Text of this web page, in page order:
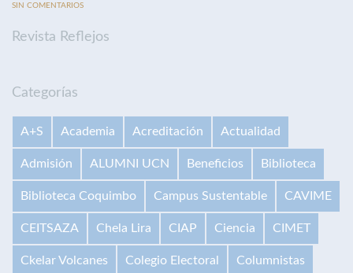
SIN COMENTARIOS
Revista Reflejos
Categorías
A+S Academia Acreditación Actualidad
Admisión ALUMNI UCN Beneficios Biblioteca
Biblioteca Coquimbo Campus Sustentable CAVIME
CEITSAZA Chela Lira CIAP Ciencia CIMET
Ckelar Volcanes Colegio Electoral Columnistas